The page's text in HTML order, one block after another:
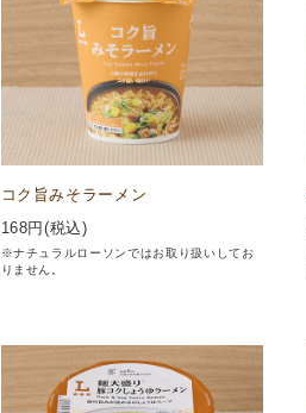
コク旨みそラーメン
168円(税込)
※ナチュラルローソンではお取り扱いしてお
りません。